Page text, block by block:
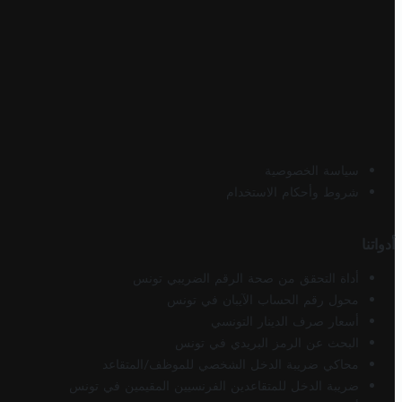
سياسة الخصوصية
شروط وأحكام الاستخدام
أدواتنا
أداة التحقق من صحة الرقم الضريبي تونس
محول رقم الحساب الآيبان في تونس
أسعار صرف الدينار التونسي
البحث عن الرمز البريدي في تونس
محاكي ضريبة الدخل الشخصي للموظف/المتقاعد
ضريبة الدخل للمتقاعدين الفرنسيين المقيمين في تونس